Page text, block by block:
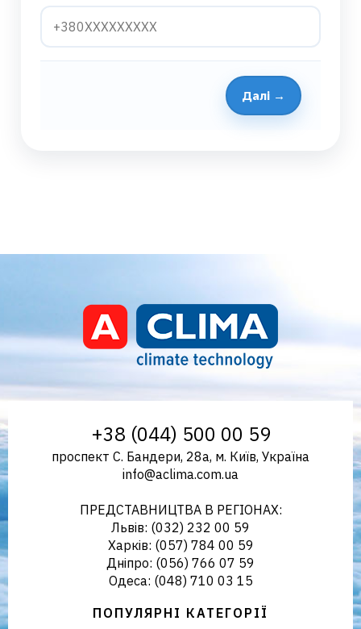
Далі →
Україні
+38 (044) 500 00 59
проспект С. Бандери, 28а, м. Київ, Україна
info@aclima.com.ua
ПРЕДСТАВНИЦТВА В РЕГІОНАХ:
Львів: (032) 232 00 59
Харків: (057) 784 00 59
Дніпро: (056) 766 07 59
Одеса: (048) 710 03 15
ПОПУЛЯРНІ КАТЕГОРІЇ